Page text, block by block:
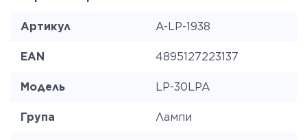
Артикул A-LP-1938
EAN 4895127223137
Модель LP-30LPA
Група Лампи